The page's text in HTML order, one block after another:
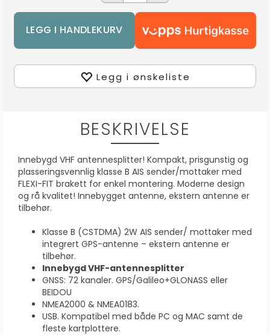
Legg i ønskeliste
BESKRIVELSE
Innebygd VHF antennesplitter! Kompakt, prisgunstig og
plasseringsvennlig klasse B AIS sender/mottaker med
FLEXI-FIT brakett for enkel montering. Moderne design
og rå kvalitet! Innebygget antenne, ekstern antenne er
tilbehør.
Klasse B (CSTDMA) 2W AIS sender/ mottaker med
integrert GPS-antenne – ekstern antenne er
tilbehør.
Innebygd VHF-antennesplitter
GNSS: 72 kanaler. GPS/Galileo+GLONASS eller
BEIDOU
NMEA2000 & NMEA0183.
USB. Kompatibel med både PC og MAC samt de
fleste kartplottere.